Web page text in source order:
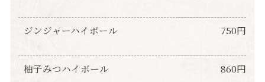
ジンジャーハイボール 750円
柚子みつハイボール 860円